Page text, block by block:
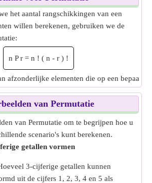
het aantal rangschikkingen van een
willen berekenen, gebruiken we de
n P r = n ! ( n - r ) !
afzonderlijke elementen die op een bepaald
van Permutatie
van Permutatie om te begrijpen hoe u
scenario's kunt berekenen.
getallen vormen
3-cijferige getallen kunnen
uit de cijfers 1, 2, 3, 4 en 5 als